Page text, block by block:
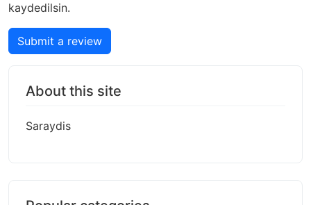
kaydedilsin.
Submit a review
About this site
Saraydis